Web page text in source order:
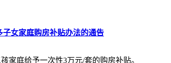
女家庭购房补贴办法的通告
家庭给予一次性3万元/套的购房补贴。